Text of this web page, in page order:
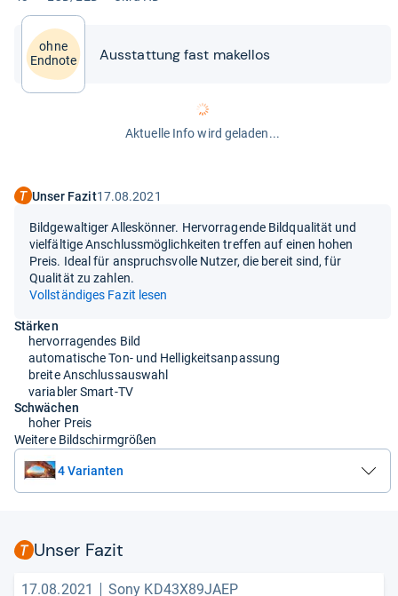
ohne
Endnote
Aus­stat­tung fast makel­los
Aktuelle Info wird geladen...
Unser Fazit17.08.2021
Bildgewaltiger Alleskönner. Hervorragende Bildqualität und
vielfältige Anschlussmöglichkeiten treffen auf einen hohen
Preis. Ideal für anspruchsvolle Nutzer, die bereit sind, für
Qualität zu zahlen.
Vollständiges Fazit lesen
Stärken
hervorragendes Bild
automatische Ton- und Helligkeitsanpassung
breite Anschlussauswahl
variabler Smart-TV
Schwächen
hoher Preis
Weitere Bildschirmgrößen
4 Varianten
Unser Fazit
17.08.2021 Sony KD43X89JAEP